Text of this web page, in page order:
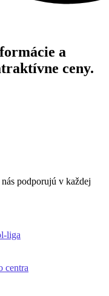
a
ceny.
podporujú v každej
liga
centra